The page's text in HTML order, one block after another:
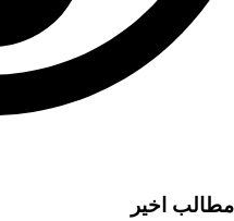
مطالب اخیر